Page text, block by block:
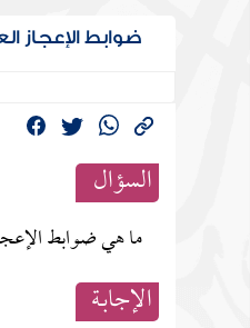
ضوابط الإعجاز
السؤال
ما هي ضوابط
الإجابــة